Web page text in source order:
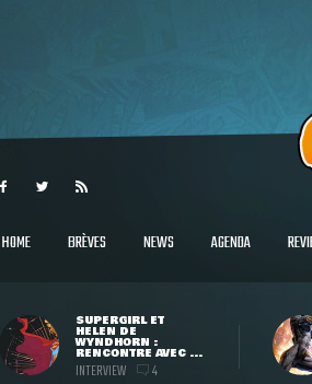
HOME BRÈVES NEWS AGENDA
SUPERGIRL ET
HELEN DE
WYNDHORN :
RENCONTRE AVEC ...
INTERVIEW 4